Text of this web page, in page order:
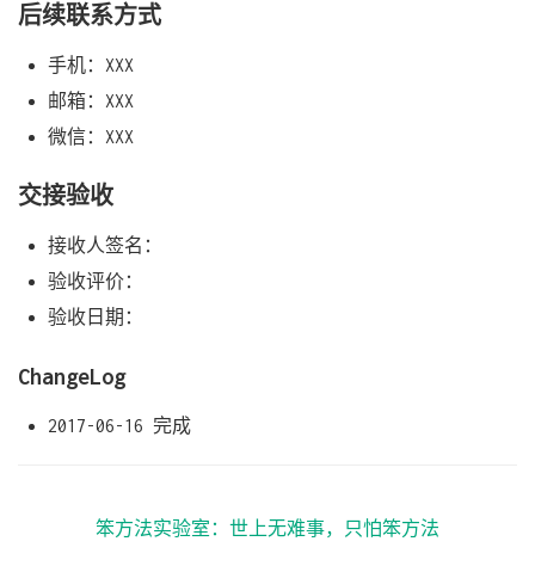
后续联系方式
手机：XXX
邮箱：XXX
微信：XXX
交接验收
接收人签名：
验收评价：
验收日期：
ChangeLog
2017-06-16 完成
笨方法实验室：世上无难事，只怕笨方法